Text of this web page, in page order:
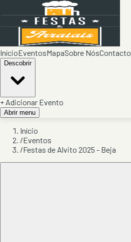
InícioEventosMapaSobre NósContacto
Descobrir
+ Adicionar Evento
Abrir menu
Início
/Eventos
/Festas de Alvito 2025 - Beja